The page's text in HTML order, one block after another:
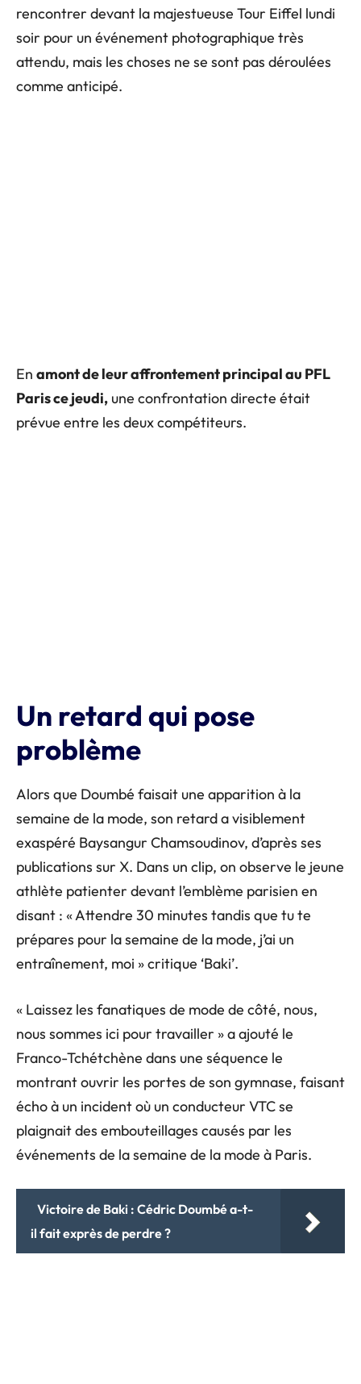
rencontrer devant la majestueuse Tour Eiffel lundi
soir pour un événement photographique très
attendu, mais les choses ne se sont pas déroulées
comme anticipé.
En amont de leur affrontement principal au PFL
Paris ce jeudi, une confrontation directe était
prévue entre les deux compétiteurs.
Un retard qui pose
problème
Alors que Doumbé faisait une apparition à la
semaine de la mode, son retard a visiblement
exaspéré Baysangur Chamsoudinov, d’après ses
publications sur X. Dans un clip, on observe le jeune
athlète patienter devant l’emblème parisien en
disant : « Attendre 30 minutes tandis que tu te
prépares pour la semaine de la mode, j’ai un
entraînement, moi » critique ‘Baki’.
« Laissez les fanatiques de mode de côté, nous,
nous sommes ici pour travailler » a ajouté le
Franco-Tchétchène dans une séquence le
montrant ouvrir les portes de son gymnase, faisant
écho à un incident où un conducteur VTC se
plaignait des embouteillages causés par les
événements de la semaine de la mode à Paris.
Victoire de Baki : Cédric Doumbé a-t-
il fait exprès de perdre ?